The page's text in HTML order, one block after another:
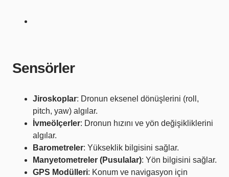
Sensörler
Jiroskoplar: Dronun eksenel dönüşlerini (roll,
pitch, yaw) algılar.
İvmeölçerler: Dronun hızını ve yön değişikliklerini
algılar.
Barometreler: Yükseklik bilgisini sağlar.
Manyetometreler (Pusulalar): Yön bilgisini sağlar.
GPS Modülleri: Konum ve navigasyon için